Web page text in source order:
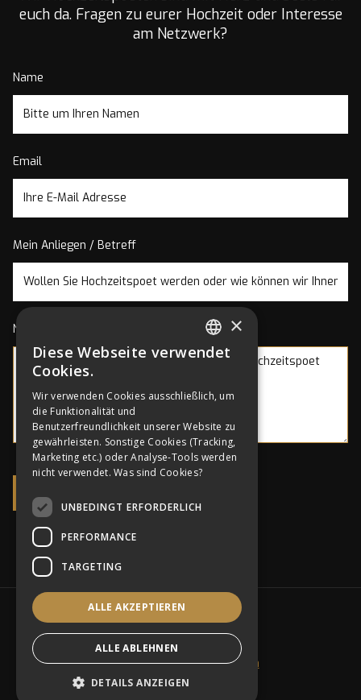
euch da. Fragen zu eurer Hochzeit oder Interesse
am Netzwerk?
Name
Email
Mein Anliegen / Betreff
Nachricht
SOCIAL MEDIA
Ich will Hochzeitspoet werden
Impressum & Datenschutz
GERMAN
×
Diese Webseite verwendet
Cookies.
Wir verwenden Cookies ausschließlich, um
die Funktionalität und
Benutzerfreundlichkeit unserer Website zu
gewährleisten. Sonstige Cookies (Tracking,
Marketing etc.) oder Analyse-Tools werden
nicht verwendet.Was sind Cookies?
UNBEDINGT ERFORDERLICH
PERFORMANCE
TARGETING
ALLE AKZEPTIEREN
ALLE ABLEHNEN
DETAILS ANZEIGEN